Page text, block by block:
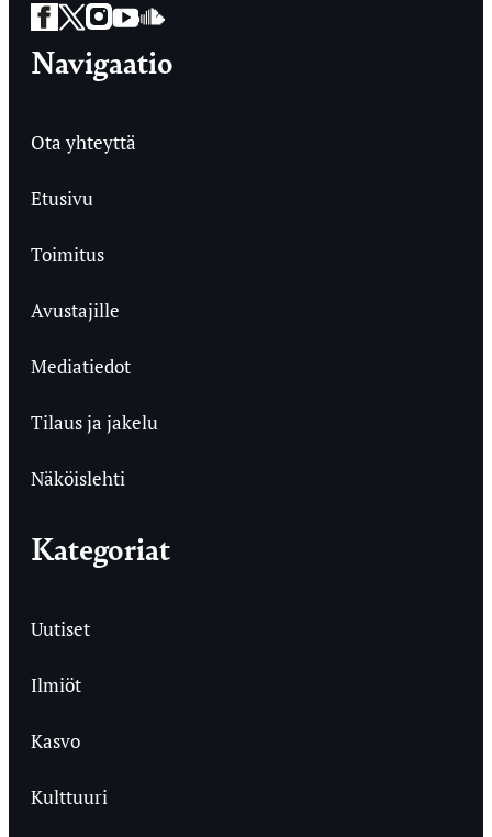
Facebook
Twitter
Instagram
YouTube
SoundCloud
Navigaatio
Ota yhteyttä
Etusivu
Toimitus
Avustajille
Mediatiedot
Tilaus ja jakelu
Näköislehti
Kategoriat
Uutiset
Ilmiöt
Kasvo
Kulttuuri